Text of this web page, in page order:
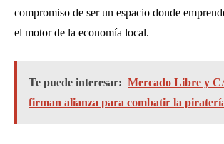
compromiso de ser un espacio donde
el motor de la economía local.
Te puede interesar: Mercado Libre y
firman alianza para combatir la